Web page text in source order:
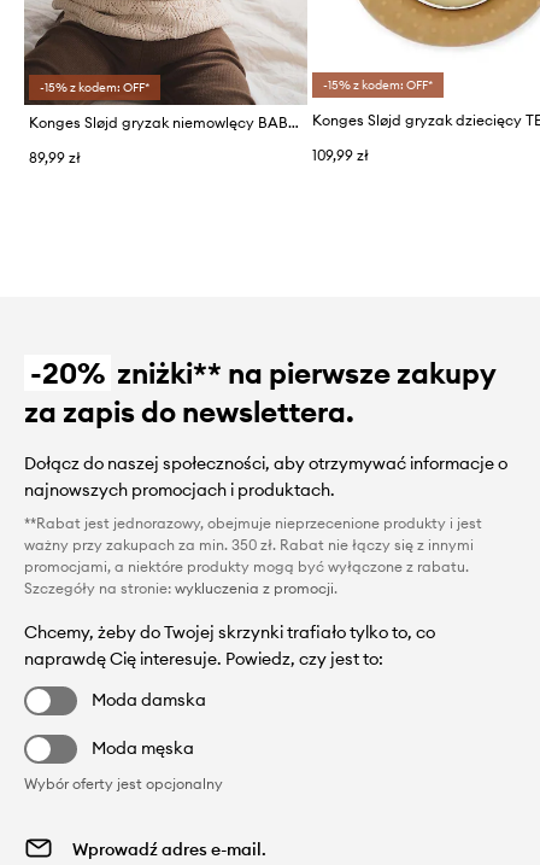
-15% z kodem: OFF*
Konges Sløjd gryzak niemowlęcy BABS TEETHER
89,99 zł
-15% z kodem: OFF*
109,99 zł
-20% zniżki** na pierwsze zakupy
za zapis do newslettera.
Dołącz do naszej społeczności, aby otrzymywać informacje o
najnowszych promocjach i produktach.
**Rabat jest jednorazowy, obejmuje nieprzecenione produkty i jest
ważny przy zakupach za min. 350 zł. Rabat nie łączy się z innymi
promocjami, a niektóre produkty mogą być wyłączone z rabatu.
Szczegóły na stronie: wykluczenia z promocji.
Chcemy, żeby do Twojej skrzynki trafiało tylko to, co
naprawdę Cię interesuje. Powiedz, czy jest to:
Moda damska
Moda męska
Wybór oferty jest opcjonalny